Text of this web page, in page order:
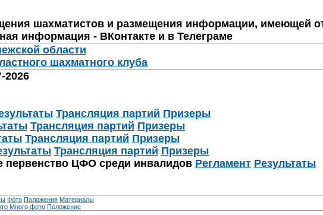
шахматистов и размещения информации, имеющей
информация - ВКонтакте и в Телеграме
области
шахматного клуба
2026
Трансляция партий Призеры
Трансляция партий Призеры
Трансляция партий Призеры
Трансляция партий Призеры
ЦФО среди инвалидов Регламент Результаты
Фото Положения Материалы
Много фото Положение